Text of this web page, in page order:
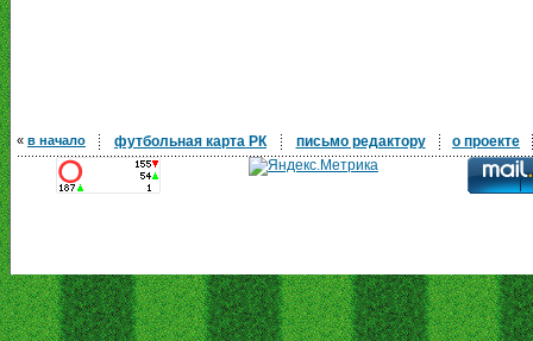
« в начало футбольная карта РК письмо редактору о проекте